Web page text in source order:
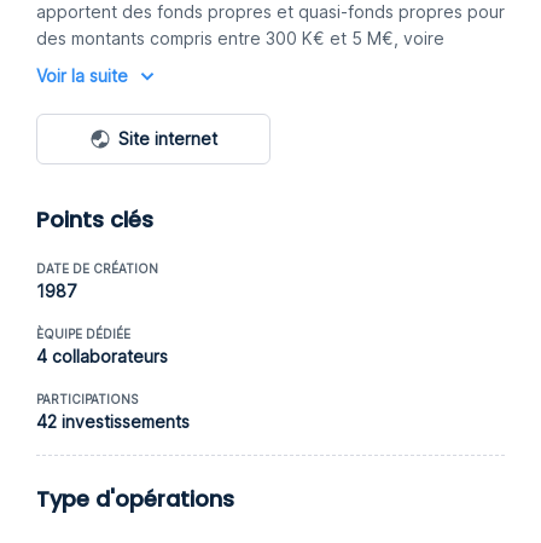
apportent des fonds propres et quasi-fonds propres pour
des montants compris entre 300 K€ et 5 M€, voire
d’avantage en co-investissement avec des fonds
projets.
Voir la suite
Site internet
Points clés
DATE DE CRÉATION
1987
ÈQUIPE DÉDIÉE
4 collaborateurs
PARTICIPATIONS
42 investissements
Type d'opérations